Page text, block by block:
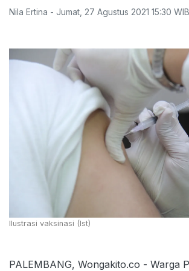
Nila Ertina - Jumat 27 Agustus 2021 15:30 WIB
Ilustrasi vaksinasi (Ist)
PALEMBANG, Wongakito.co - Warga